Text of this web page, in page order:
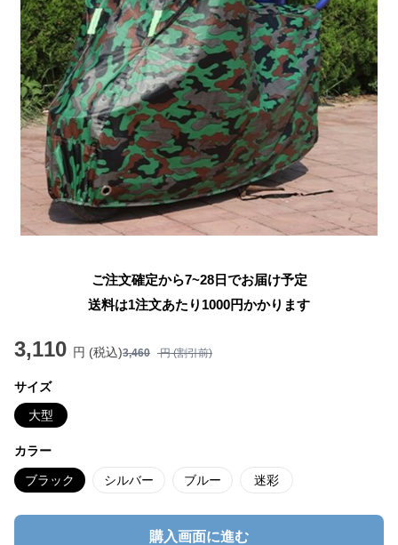
ご注文確定から7~28日でお届け予定
送料は1注文あたり 1000円かかります
3,110 円 (税込)3,460 円 (割引前)
サイズ
大型
カラー
ブラック シルバー ブルー 迷彩
購入画面に進む